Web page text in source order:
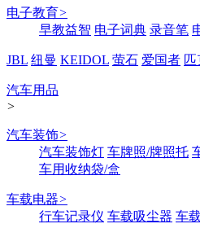
电子教育>
早教益智 电子词典 录音笔
JBL 纽曼 KEIDOL 萤石 爱国者 匹
汽车用品
>
汽车装饰>
汽车装饰灯 车牌照/牌照托
车用收纳袋/盒
车载电器>
行车记录仪 车载吸尘器 车